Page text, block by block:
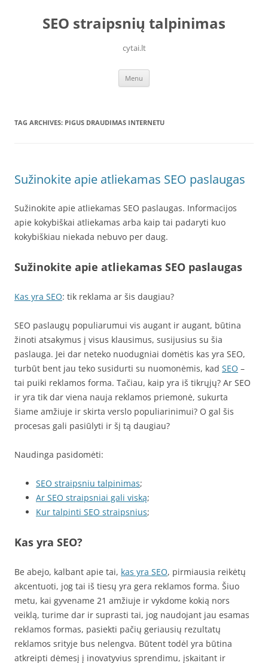
contentSEO straipsnių talpinimas
cytai.lt
Menu
TAG ARCHIVES: PIGUS DRAUDIMAS INTERNETU
Sužinokite apie atliekamas SEO paslaugas
Sužinokite apie atliekamas SEO paslaugas. Informacijos
apie kokybiškai atliekamas arba kaip tai padaryti kuo
kokybiškiau niekada nebuvo per daug.
Sužinokite apie atliekamas SEO paslaugas
Kas yra SEO: tik reklama ar šis daugiau?
SEO paslaugų populiarumui vis augant ir augant, būtina
žinoti atsakymus į visus klausimus, susijusius su šia
paslauga. Jei dar neteko nuodugniai domėtis kas yra SEO,
turbūt bent jau teko susidurti su nuomonėmis, kad SEO –
tai puiki reklamos forma. Tačiau, kaip yra iš tikrųjų? Ar SEO
ir yra tik dar viena nauja reklamos priemonė, sukurta
šiame amžiuje ir skirta verslo populiarinimui? O gal šis
procesas gali pasiūlyti ir šį tą daugiau?
Naudinga pasidomėti:
SEO straipsniu talpinimas;
Ar SEO straipsniai gali viską;
Kur talpinti SEO straipsnius;
Kas yra SEO?
Be abejo, kalbant apie tai, kas yra SEO, pirmiausia reikėtų
akcentuoti, jog tai iš tiesų yra gera reklamos forma. Šiuo
metu, kai gyvename 21 amžiuje ir vykdome kokią nors
veiklą, turime dar ir suprasti tai, jog naudojant jau esamas
reklamos formas, pasiekti pačių geriausių rezultatų
reklamos srityje bus nelengva. Būtent todėl yra būtina
atkreipti dėmesį į inovatyvius sprendimu, įskaitant ir